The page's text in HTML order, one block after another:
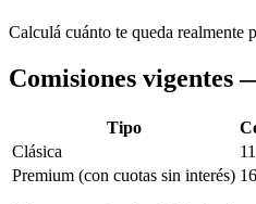
Calculá cuánto te queda realmente
Comisiones vigentes
Tipo
Clásica
Premium (con cuotas sin interés)